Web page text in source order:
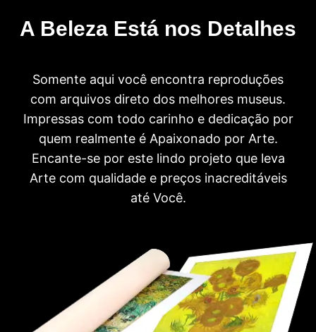
A Beleza Está nos Detalhes
Somente aqui você encontra reproduções
com arquivos direto dos melhores museus.
Impressas com todo carinho e dedicação por
quem realmente é Apaixonado por Arte.
Encante-se por este lindo projeto que leva
Arte com qualidade e preços inacreditáveis
até Você.